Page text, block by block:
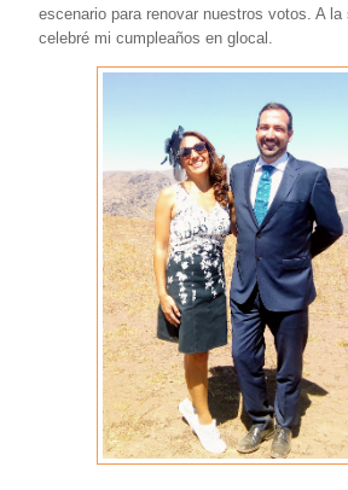
escenario para renovar nuestros votos. A la
celebré mi cumpleaños en glocal.